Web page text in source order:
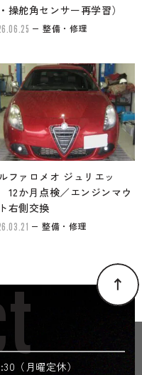
操舵角センサー再学習）
整備・修理
ファロメオ ジュリエッ
12か月点検／エンジンマウ
右側交換
整備・修理
（月曜定休）